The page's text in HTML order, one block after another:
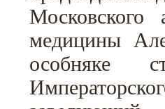
Московского
медицины
особняке